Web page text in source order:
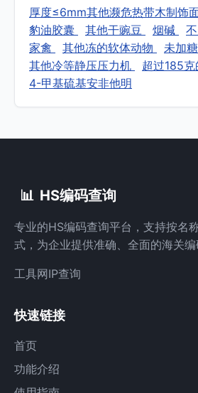
厚度≤6mm其他濒危热带木制饰
豹油胶囊
其他干豌豆 烟碱
家禽
其他冻的软体动物
未加
其他冷等静压压力机
超过185
4-甲基硫基安非他明
📊 HS编码查询
专业的HS编码查询平台，支持按名
式，为企业提供准确、全面的海关编
工具网IP查询
快速链接
首页
功能介绍